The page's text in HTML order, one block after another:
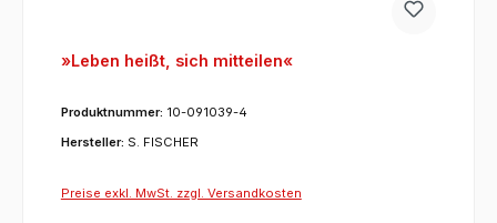
»Leben heißt, sich mitteilen«
Produktnummer: 10-091039-4
Hersteller: S. FISCHER
Preise exkl. MwSt. zzgl. Versandkosten